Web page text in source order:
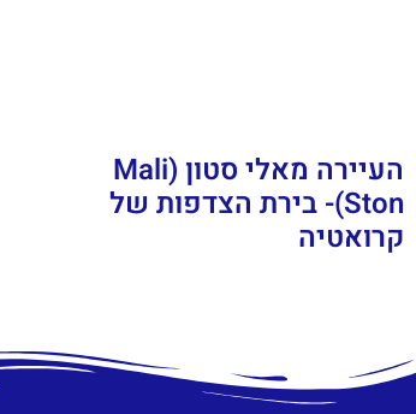
העיירה מאלי סטון (Mali
Ston)- בירת הצדפות של
קרואטיה